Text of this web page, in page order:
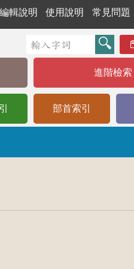
編輯說明 使用說明 常見問題
進階檢索
部首索引